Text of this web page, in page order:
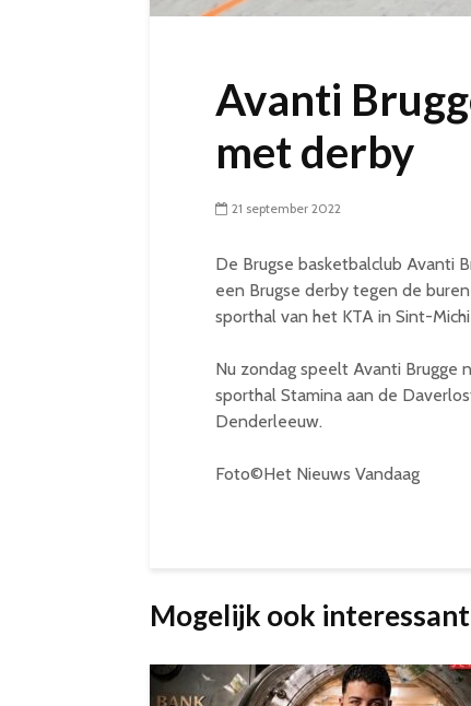
Avanti
met derby
21 september 2022
De Brugse basketbalclub Avanti
een Brugse derby tegen de
sporthal van het KTA in Sint-
Nu zondag speelt Avanti Brugge
sporthal Stamina aan de
Denderleeuw.
Foto©Het Nieuws Vandaag
Mogelijk ook interessant